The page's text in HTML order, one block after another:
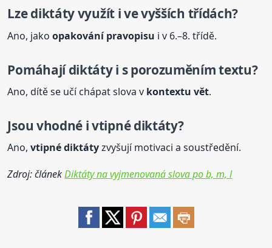
Lzediktátyvyužít i ve vyšších třídách?
Ano, jakoopakování pravopisu i v 6.–8. třídě.
Pomáhajídiktátyi s porozuměním textu?
Ano, dítě se učí chápat slova v kontextu vět.
Jsou vhodné i vtipnédiktáty?
Ano,vtipnédiktátyzvyšují motivaci a soustředění.
Zdroj: článekDiktáty na vyjmenovaná slova po b, m, l